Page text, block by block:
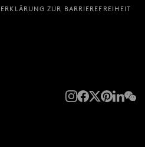
ERKLÄRUNG ZUR BARRIEREFREIHEIT